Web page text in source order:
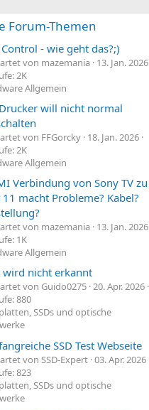
Forum-Themen
Control - wie geht das?;)
von mazemania 13. Jan. 2026
2K
Allgemein
will nicht normal
von FFGorcky 18. Jan. 2026
2K
Allgemein
Verbindung von Sony TV zu
macht Probleme? Kabel?
von mazemania 13. Jan. 2026
1K
Allgemein
wird nicht erkannt
von Guido0275 20. Apr. 2026
880
SSDs und optische
SSD Test Webseite
von SSD-Expert 03. Apr. 2026
823
SSDs und optische